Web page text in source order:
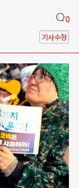
0
기사수정